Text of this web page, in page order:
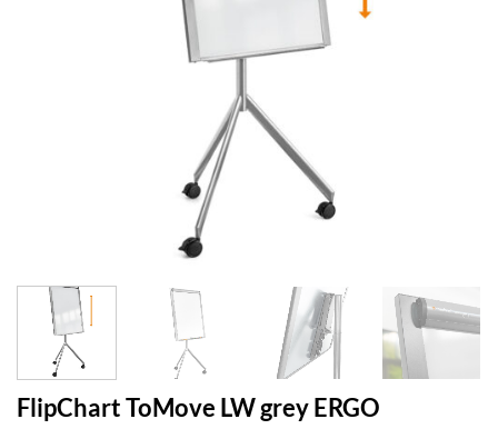
FlipChart ToMove LW grey ERGO